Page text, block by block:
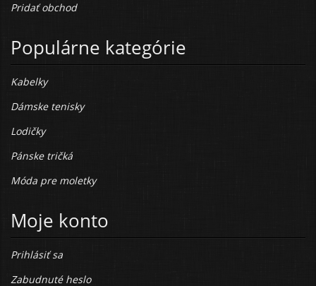
Pridať obchod
Populárne kategórie
Kabelky
Dámske tenisky
Lodičky
Pánske tričká
Móda pre moletky
Moje konto
Prihlásiť sa
Zabudnuté heslo